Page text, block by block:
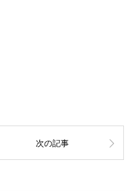
次の記事